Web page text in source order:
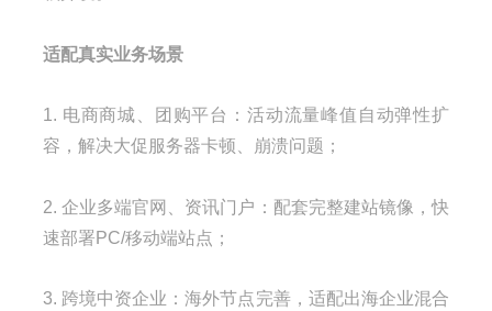
适配真实业务场景
1. 电商商城、团购平台：活动流量峰值自动弹性扩
容，解决大促服务器卡顿、崩溃问题；
2. 企业多端官网、资讯门户：配套完整建站镜像，快
速部署PC/移动端站点；
3. 跨境中资企业：海外节点完善，适配出海企业混合